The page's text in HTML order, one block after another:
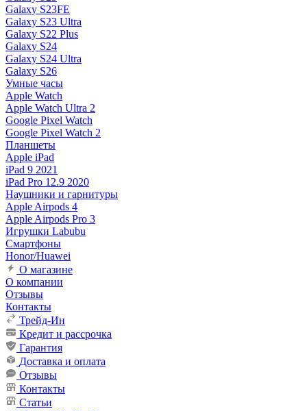
Galaxy S23FE
Galaxy S23 Ultra
Galaxy S22 Plus
Galaxy S24
Galaxy S24 Ultra
Galaxy S26
Умные часы
Apple Watch
Apple Watch Ultra 2
Google Pixel Watch
Google Pixel Watch 2
Планшеты
Apple iPad
iPad 9 2021
iPad Pro 12.9 2020
Наушники и гарнитуры
Apple Airpods 4
Apple Airpods Pro 3
Игрушки Labubu
Смартфоны
Honor/Huawei
О магазине
О компании
Отзывы
Контакты
Трейд-Ин
Кредит и рассрочка
Гарантия
Доставка и оплата
Отзывы
Контакты
Статьи